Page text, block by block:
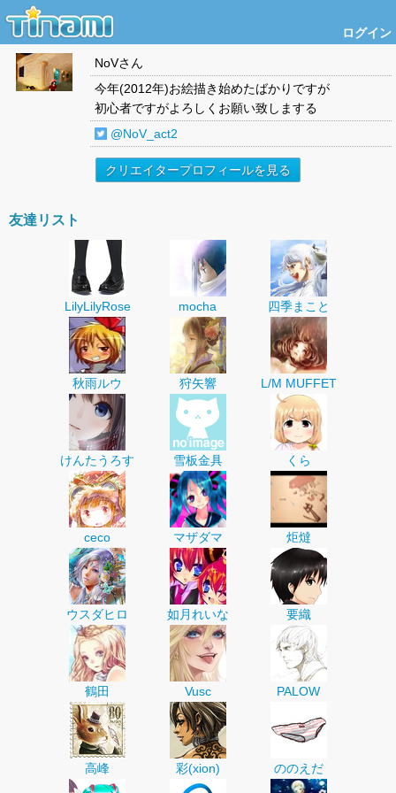
ログイン
NoVさん
今年(2012年)お絵描き始めたばかりですが
初心者ですがよろしくお願い致しまする
@NoV_act2
クリエイタープロフィールを見る
友達リスト
LilyLilyRose mocha 四季まこと
秋雨ルウ 狩矢響 L/M MUFFET
けんたうろす 雪板金具 くら
ceco マザダマ 炬燵
ウスダヒロ 如月れいな 要織
鶴田 Vusc PALOW
高峰 彩(xion) ののえだ